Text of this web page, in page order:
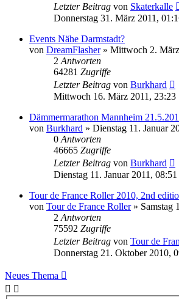
Letzter Beitrag von Skaterkalle
Donnerstag 31. März 2011,
Events Nähe Darmstadt?
von DreamFlasher» Mittwoch 2.
2 Antworten
64281 Zugriffe
Letzter Beitrag von Burkhard
Mittwoch 16. März 2011, 23:23
Dämmermarathon Mannheim
von Burkhard » Dienstag 11. Januar
0 Antworten
46665 Zugriffe
Letzter Beitrag von Burkhard
Dienstag 11. Januar 2011, 08:51
Tour de France Roller 2010, 2nd
von Tour de France Roller» Samstag
2 Antworten
75592 Zugriffe
Letzter Beitrag von Tour de
Donnerstag 21. Oktober 2010,
Neues Thema